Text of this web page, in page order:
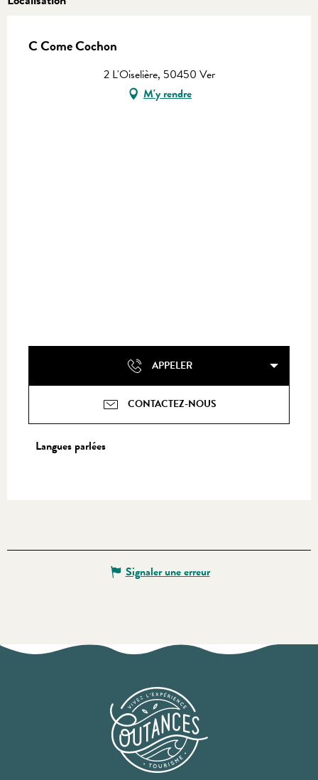
C Come Cochon
2 L'Oiselière, 50450 Ver
M'y rendre
APPELER
CONTACTEZ-NOUS
Langues parlées
Langues parlées
Signaler une erreur